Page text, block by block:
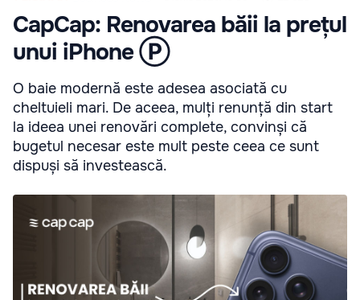
CapCap: Renovarea băii la prețul
unui iPhone Ⓟ
O baie modernă este adesea asociată cu
cheltuieli mari. De aceea, mulți renunță din start
la ideea unei renovări complete, convinși că
bugetul necesar este mult peste ceea ce sunt
dispuși să investească.